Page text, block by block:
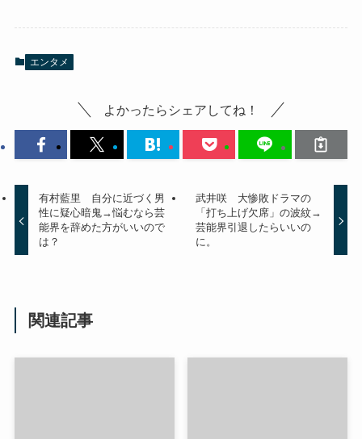
エンタメ
よかったらシェアしてね！
有村藍里 自分に近づく男
性に疑心暗鬼→悩むなら芸
能界を辞めた方がいいので
は？
武井咲 大惨敗ドラマの
「打ち上げ欠席」の波紋→
芸能界引退したらいいの
に。
関連記事